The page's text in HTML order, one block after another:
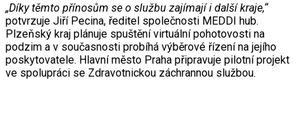
„Díky těmto přínosům se o službu zajímají i další kraje,“
potvrzuje Jiří Pecina, ředitel společnosti MEDDI hub.
Plzeňský kraj plánuje spuštění virtuální pohotovosti na
podzim a v současnosti probíhá výběrové řízení na jejího
poskytovatele. Hlavní město Praha připravuje pilotní projekt
ve spolupráci se Zdravotnickou záchrannou službou.